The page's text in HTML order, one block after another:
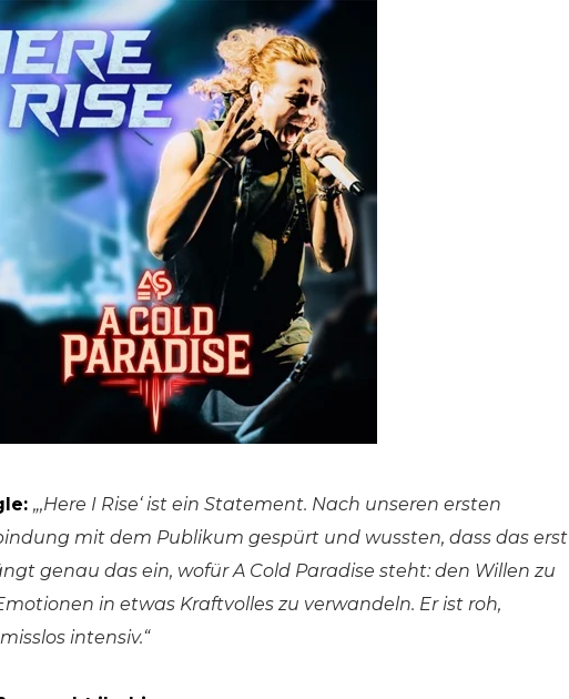
„‚Here I Rise‘ ist ein Statement. Nach unseren ersten
mit dem Publikum gespürt und wussten, dass das erst
genau das ein, wofür A Cold Paradise steht: den Willen zu
in etwas Kraftvolles zu verwandeln. Er ist roh,
intensiv.“